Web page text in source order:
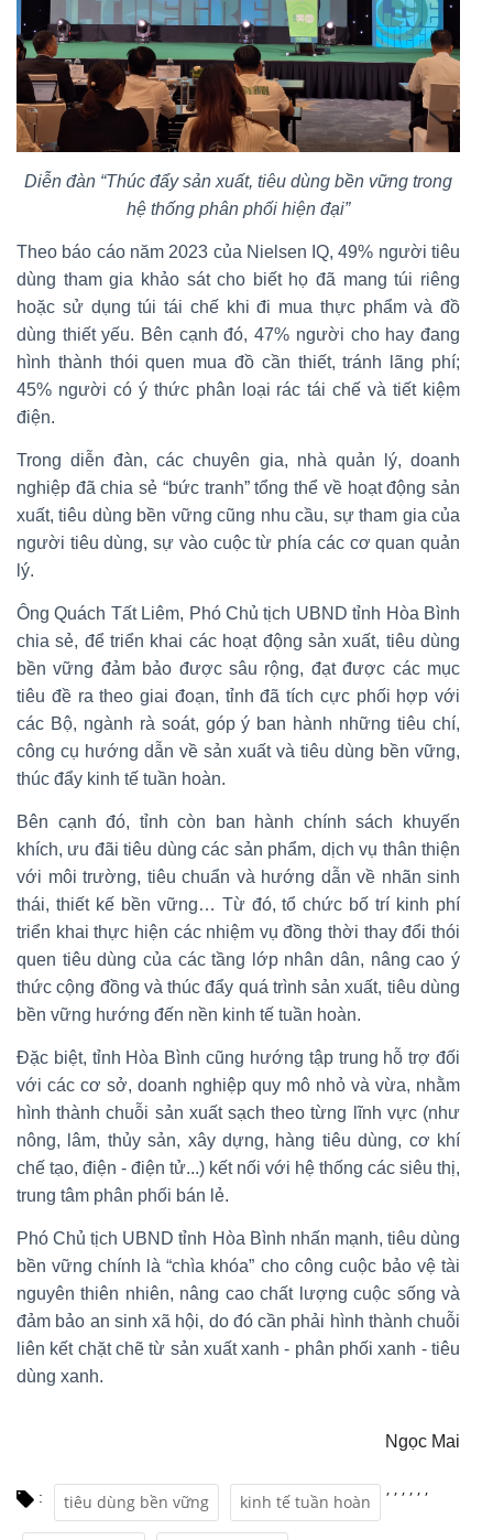
Diễn đàn “Thúc đẩy sản xuất, tiêu dùng bền vững trong
hệ thống phân phối hiện đại”
Theo báo cáo năm 2023 của Nielsen IQ, 49% người tiêu
dùng tham gia khảo sát cho biết họ đã mang túi riêng
hoặc sử dụng túi tái chế khi đi mua thực phẩm và đồ
dùng thiết yếu. Bên cạnh đó, 47% người cho hay đang
hình thành thói quen mua đồ cần thiết, tránh lãng phí;
45% người có ý thức phân loại rác tái chế và tiết kiệm
điện.
Trong diễn đàn, các chuyên gia, nhà quản lý, doanh
nghiệp đã chia sẻ “bức tranh” tổng thể về hoạt động sản
xuất, tiêu dùng bền vững cũng nhu cầu, sự tham gia của
người tiêu dùng, sự vào cuộc từ phía các cơ quan quản
lý.
Ông Quách Tất Liêm, Phó Chủ tịch UBND tỉnh Hòa Bình
chia sẻ, để triển khai các hoạt động sản xuất, tiêu dùng
bền vững đảm bảo được sâu rộng, đạt được các mục
tiêu đề ra theo giai đoạn, tỉnh đã tích cực phối hợp với
các Bộ, ngành rà soát, góp ý ban hành những tiêu chí,
công cụ hướng dẫn về sản xuất và tiêu dùng bền vững,
thúc đẩy kinh tế tuần hoàn.
Bên cạnh đó, tỉnh còn ban hành chính sách khuyến
khích, ưu đãi tiêu dùng các sản phẩm, dịch vụ thân thiện
với môi trường, tiêu chuẩn và hướng dẫn về nhãn sinh
thái, thiết kế bền vững… Từ đó, tổ chức bố trí kinh phí
triển khai thực hiện các nhiệm vụ đồng thời thay đổi thói
quen tiêu dùng của các tầng lớp nhân dân, nâng cao ý
thức cộng đồng và thúc đẩy quá trình sản xuất, tiêu dùng
bền vững hướng đến nền kinh tế tuần hoàn.
Đặc biệt, tỉnh Hòa Bình cũng hướng tập trung hỗ trợ đối
với các cơ sở, doanh nghiệp quy mô nhỏ và vừa, nhằm
hình thành chuỗi sản xuất sạch theo từng lĩnh vực (như
nông, lâm, thủy sản, xây dựng, hàng tiêu dùng, cơ khí
chế tạo, điện - điện tử...) kết nối với hệ thống các siêu thị,
trung tâm phân phối bán lẻ.
Phó Chủ tịch UBND tỉnh Hòa Bình nhấn mạnh, tiêu dùng
bền vững chính là “chìa khóa” cho công cuộc bảo vệ tài
nguyên thiên nhiên, nâng cao chất lượng cuộc sống và
đảm bảo an sinh xã hội, do đó cần phải hình thành chuỗi
liên kết chặt chẽ từ sản xuất xanh - phân phối xanh - tiêu
dùng xanh.
Ngọc Mai
: tiêu dùng bền vững
,
kinh tế tuần hoàn
, , , , ,